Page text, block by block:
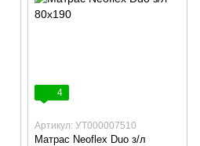
4
Артикул: УТ000007510
Матрас Neoflex Duo з/л